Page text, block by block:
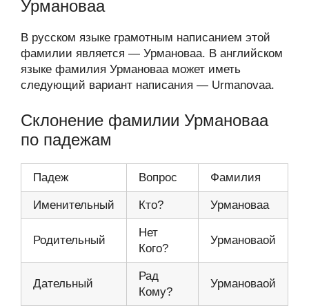
Урмановаа
В русском языке грамотным написанием этой
фамилии является — Урмановаа. В английском
языке фамилия Урмановаа может иметь
следующий вариант написания — Urmanovaa.
Склонение фамилии Урмановаа
по падежам
Падеж Вопрос Фамилия
Именительный Кто? Урмановаа
Родительный
Нет
Кого?
Урмановаой
Дательный
Рад
Кому?
Урмановаой